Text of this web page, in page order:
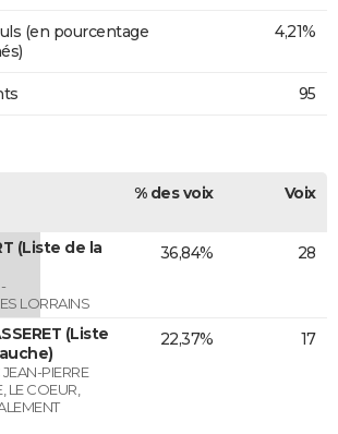
(en pourcentage
4,21%
95
% des voix Voix
(Liste de la
LORRAINS
36,84% 28
(Liste
PIERRE
LE COEUR,
22,37% 17